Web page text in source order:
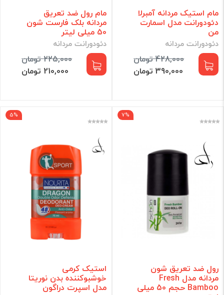
مام استیک مردانه آمبرلا
دئودورانت مدل اسمارت
من
دئودورانت مردانه
428,000 تومان
390,000 تومان
مام رول ضد تعریق
مردانه بلک فارست شون
50 میلی لیتر
دئودورانت مردانه
225,000 تومان
210,000 تومان
7%
رول ضد تعریق شون
مردانه مدل Fresh
Bamboo حجم 50 میلی
5%
استیک کرمی
خوشبوکننده بدن نوریتا
مدل اسپرت دراگون